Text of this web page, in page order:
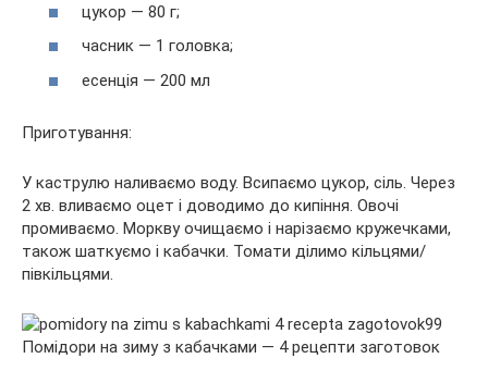
цукор — 80 г;
часник — 1 головка;
есенція — 200 мл
Приготування:
У каструлю наливаємо воду. Всипаємо цукор, сіль. Через
2 хв. вливаємо оцет і доводимо до кипіння. Овочі
промиваємо. Моркву очищаємо і нарізаємо кружечками,
також шаткуємо і кабачки. Томати ділимо кільцями/
півкільцями.